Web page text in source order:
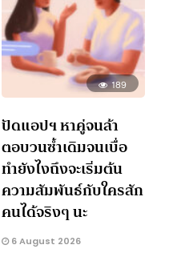
189
ปัดแอปฯ หาคู่จนล้า
ตอบวนซ้ำเดิมจนเบื่อ
ทำยังไงถึงจะเริ่มต้น
ความสัมพันธ์กับใครสัก
คนได้จริงๆ นะ
6 August 2026